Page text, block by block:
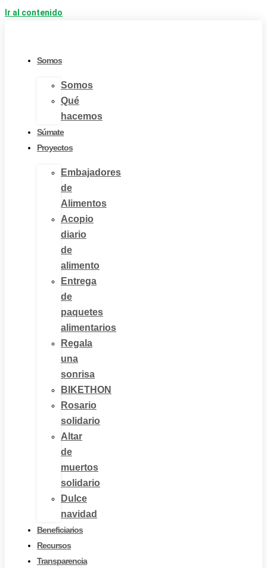
Ir al contenido
Somos
Somos
Qué
hacemos
Súmate
Proyectos
Embajadores
de
Alimentos
Acopio
diario
de
alimento
Entrega
de
paquetes
alimentarios
Regala
una
sonrisa
BIKETHON
Rosario
solidario
Altar
de
muertos
solidario
Dulce
navidad
Beneficiarios
Recursos
Transparencia